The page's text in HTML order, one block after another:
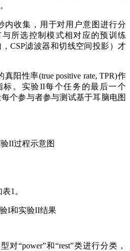
收集，用于对用户意图进行分
所选控制模式相对应的预训练
CSP滤波器和切线空间投影）才
性率(true positive rate, TPR)作
标。实验II每个任务的最后一个
每个参与者参与测试基于耳脑电图
II过程示意图
1。
I和实验II结果
“power”和“rest”类进行分类，